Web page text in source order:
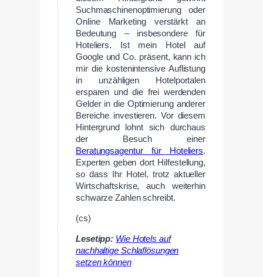
Suchmaschinenoptimierung oder
Online Marketing verstärkt an
Bedeutung – insbesondere für
Hoteliers. Ist mein Hotel auf
Google und Co. präsent, kann ich
mir die kostenintensive Auflistung
in unzähligen Hotelportalen
ersparen und die frei werdenden
Gelder in die Optimierung anderer
Bereiche investieren. Vor diesem
Hintergrund lohnt sich durchaus
der Besuch einer
Beratungsagentur für Hoteliers.
Experten geben dort Hilfestellung,
so dass Ihr Hotel, trotz aktueller
Wirtschaftskrise, auch weiterhin
schwarze Zahlen schreibt.
(cs)
Lesetipp: Wie Hotels auf
nachhaltige Schlaflösungen
setzen können